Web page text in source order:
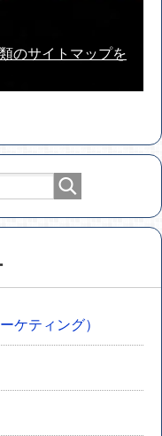
のサイトマップを
ケティング）